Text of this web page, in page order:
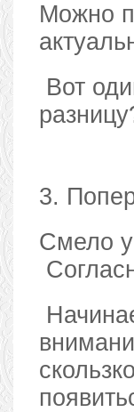
Можно
Вот
3.
Смело